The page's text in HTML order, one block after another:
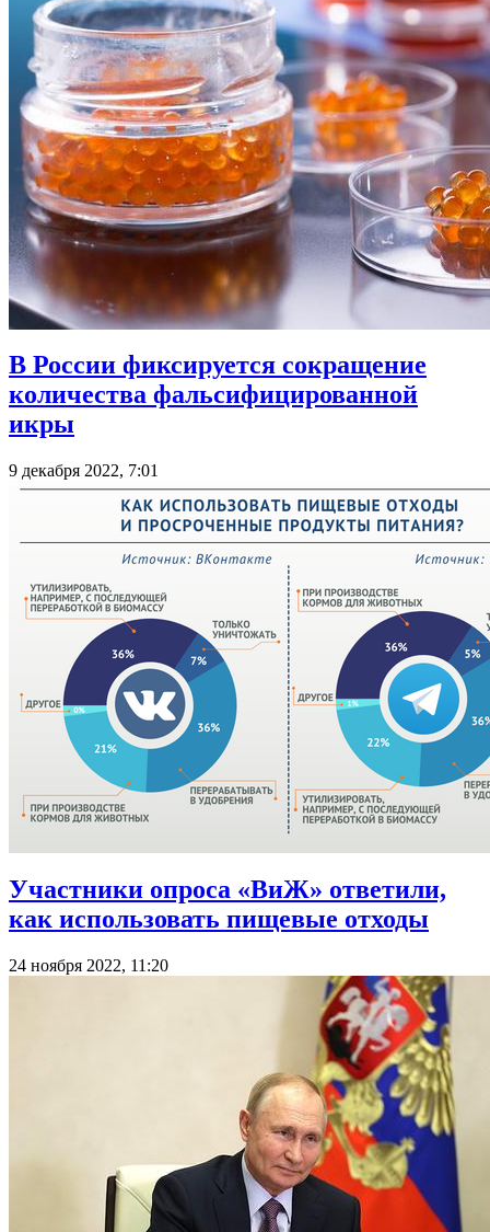
В России фиксируется сокращение
количества фальсифицированной
икры
9 декабря 2022, 7:01
Участники опроса «ВиЖ» ответили,
как использовать пищевые отходы
24 ноября 2022, 11:20